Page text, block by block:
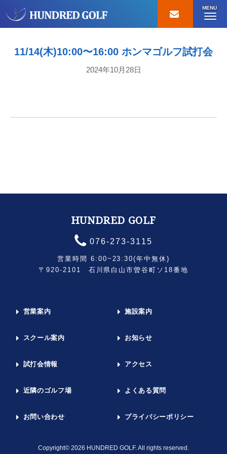
MENU
11/14(木)10:00〜16:00 ホンマゴルフ試打会
2024年10月28日
HUNDRED GOLF
076-273-3115
営業時間 6:00~23:30(年中無休)
〒920-2101 石川県白山市曽谷町ソ18番地
営業案内 施設案内
スクール案内 お知らせ
試打会情報 アクセス
近隣のゴルフ場 よくある質問
お問い合わせ プライバシーポリシー
Copyright© 2026 HUNDRED GOLF. All rights reserved.